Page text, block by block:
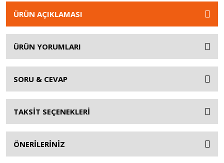
ÜRÜN AÇIKLAMASI
ÜRÜN YORUMLARI
SORU & CEVAP
TAKSİT SEÇENEKLERİ
ÖNERİLERİNİZ